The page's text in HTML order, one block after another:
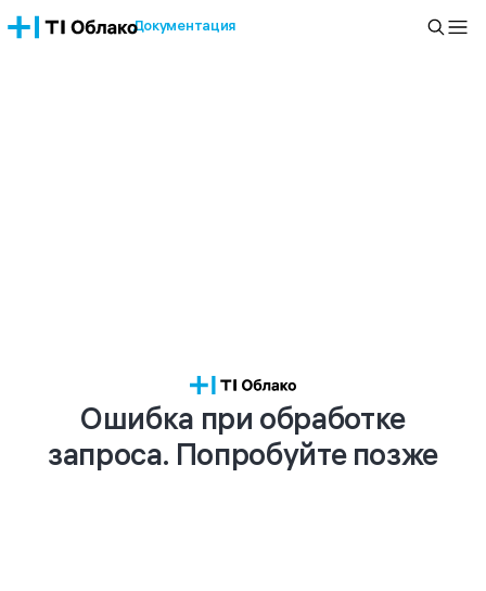
Документация
Ошибка при обработке
запроса. Попробуйте позже